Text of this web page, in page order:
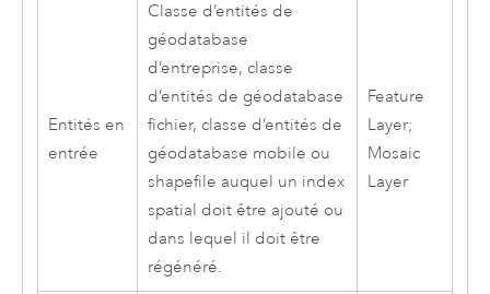
Entités en
entrée
Classe d’entités de
géodatabase
d’entreprise, classe
d’entités de géodatabase
fichier, classe d’entités de
géodatabase mobile ou
shapefile auquel un index
spatial doit être ajouté ou
dans lequel il doit être
régénéré.
Feature
Layer;
Mosaic
Layer